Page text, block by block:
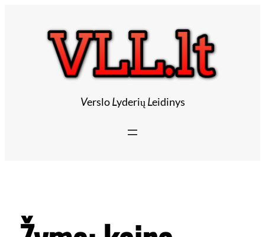
VersloLyderių Leidinys